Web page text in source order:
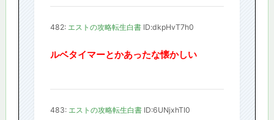
482: エストの攻略転生白書 ID:dkpHvT7h0
ルベタイマーとかあったな懐かしい
483: エストの攻略転生白書 ID:6UNjxhTI0